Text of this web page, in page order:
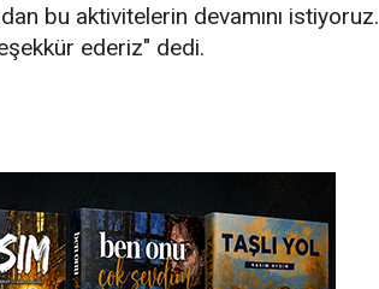
bu aktivitelerin devamını istiyoruz.
ederiz" dedi.